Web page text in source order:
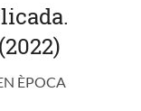
ÈPOCA